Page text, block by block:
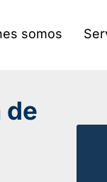
somos
de